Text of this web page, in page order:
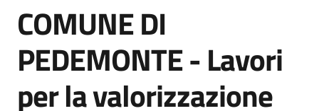
Bandi
e
di
Salta al contenuto
COMUNE DI
PEDEMONTE - Lavori
per la valorizzazione